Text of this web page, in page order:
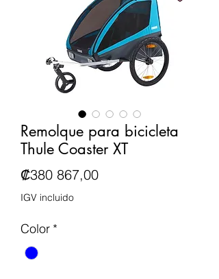
Remolque para bicicleta
Thule Coaster XT
₡380 867,00Precio
IGV incluido
Color *